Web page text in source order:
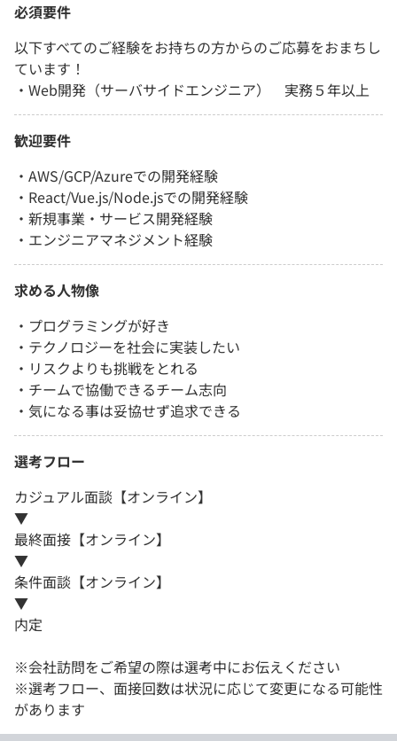
必須要件
以下すべてのご経験をお持ちの方からのご応募をおまちし
ています！
・Web開発（サーバサイドエンジニア） 実務５年以上
歓迎要件
・AWS/GCP/Azureでの開発経験
・React/Vue.js/Node.jsでの開発経験
・新規事業・サービス開発経験
・エンジニアマネジメント経験
求める人物像
・プログラミングが好き
・テクノロジーを社会に実装したい
・リスクよりも挑戦をとれる
・チームで協働できるチーム志向
・気になる事は妥協せず追求できる
選考フロー
カジュアル面談【オンライン】
▼
最終面接【オンライン】
▼
条件面談【オンライン】
▼
内定
※会社訪問をご希望の際は選考中にお伝えください
※選考フロー、面接回数は状況に応じて変更になる可能性
があります